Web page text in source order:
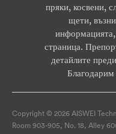
пряки, косвени,
щети,
информацията,
страница.
детайлите
Благодарим
Copyright © 2026 AISWEI
Room 903-905, No. 18, Alley